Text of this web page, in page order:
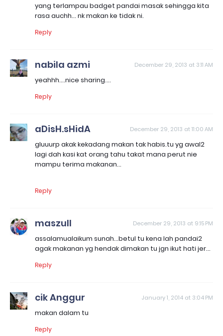
yang terlampau badget pandai masak sehingga kita
rasa auchh... nk makan ke tidak ni.
Reply
nabila azmi December 29, 2013 at 3:11 AM
yeahhh....nice sharing....
Reply
aDisH.sHidA December 29, 2013 at 11:00 AM
gluuurp akak kekadang makan tak habis.tu yg awal2
lagi dah kasi kat orang tahu takat mana perut nie
mampu terima makanan...
Reply
maszull December 29, 2013 at 9:15 PM
assalamualaikum sunah...betul tu kena lah pandai2
agak makanan yg hendak dimakan tu jgn ikut hati jer...
Reply
cik Anggur January 1, 2014 at 3:04 PM
makan dalam tu
Reply